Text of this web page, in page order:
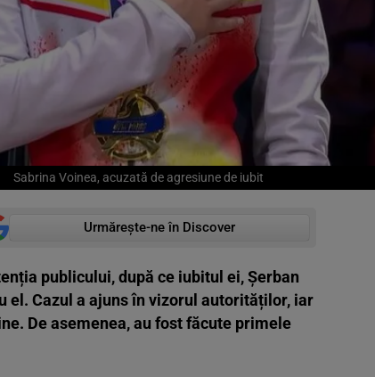
Sabrina Voinea, acuzată de agresiune de iubit
Urmărește-ne în Discover
publicului, după ce iubitul ei, Șerban
el. Cazul a ajuns în vizorul autorităților, iar
De asemenea, au fost făcute primele